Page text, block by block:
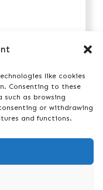
like cookies
Consenting to these
such as browsing
or withdrawing
and functions.